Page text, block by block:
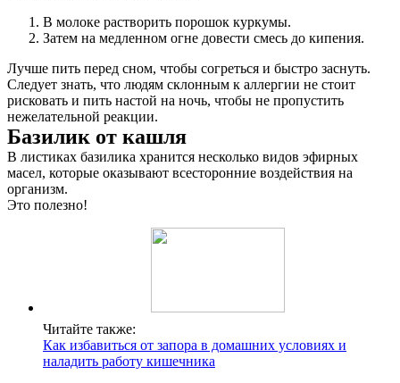
В молоке растворить порошок куркумы.
Затем на медленном огне довести смесь до кипения.
Лучше пить перед сном, чтобы согреться и быстро заснуть.
Следует знать, что людям склонным к аллергии не стоит
рисковать и пить настой на ночь, чтобы не пропустить
нежелательной реакции.
Базилик от кашля
В листиках базилика хранится несколько видов эфирных
масел, которые оказывают всесторонние воздействия на
организм.
Это полезно!
Читайте также:
Как избавиться от запора в домашних условиях и
наладить работу кишечника